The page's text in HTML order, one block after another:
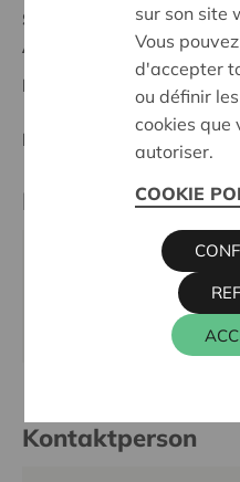
Stand :
Complete
Antwerpen
Datum:
07/05/2025
Entscheidung: Approved
Partner
WEMEL,
Kontaktperson
sur son site
Vous
d'accepter
ou définir
cookies que
autoriser.
COOKIE